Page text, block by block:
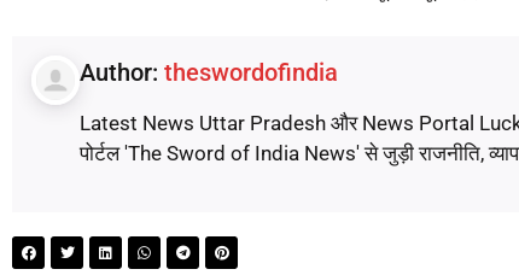
Author:theswordofindia
Latest News Uttar Pradesh और News Portal
पोर्टल 'The Sword of India News' से जुड़ी राजनीति,